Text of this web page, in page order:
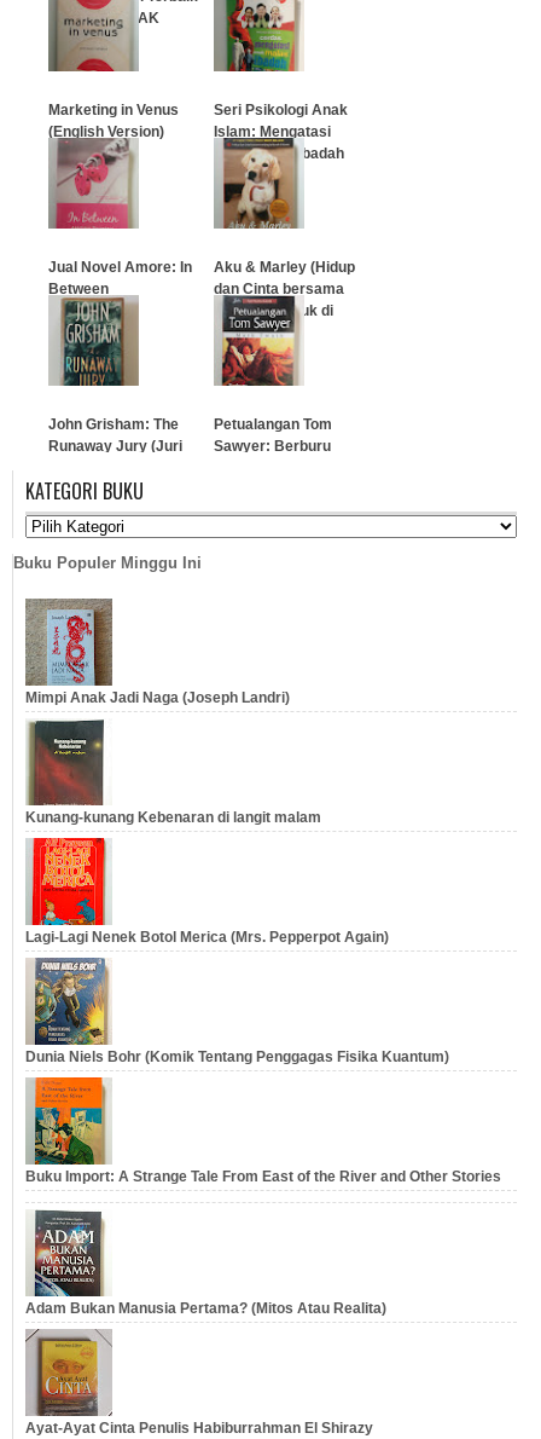
Katakan: TIDAK
…
Marketing in Venus
(English Version)
…
Seri Psikologi Anak
Islam: Mengatasi
Anak Malas Ibadah
…
Jual Novel Amore: In
Between
Aku & Marley (Hidup
dan Cinta bersama
anjing terburuk di
dunia)
…
John Grisham: The
Runaway Jury (Juri
…
Petualangan Tom
Sawyer: Berburu
…
KATEGORI BUKU
Buku Populer Minggu Ini
Mimpi Anak Jadi Naga (Joseph Landri)
Kunang-kunang Kebenaran di langit malam
Lagi-Lagi Nenek Botol Merica (Mrs. Pepperpot Again)
Dunia Niels Bohr (Komik Tentang Penggagas Fisika Kuantum)
Buku Import: A Strange Tale From East of the River and Other Stories
Adam Bukan Manusia Pertama? (Mitos Atau Realita)
Ayat-Ayat Cinta Penulis Habiburrahman El Shirazy